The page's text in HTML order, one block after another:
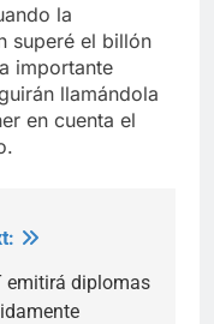
la
superé el billón
importante
llamándola
en cuenta el
emitirá diplomas